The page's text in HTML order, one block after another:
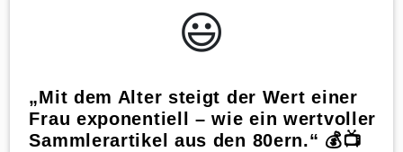
😃️
„Mit dem Alter steigt der Wert einer
Frau exponentiell – wie ein wertvoller
Sammlerartikel aus den 80ern.“ 💰📺